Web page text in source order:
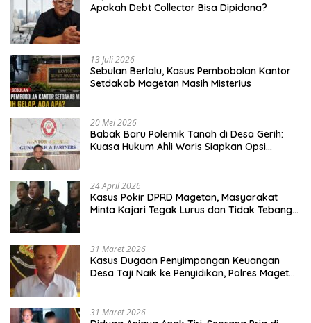
Apakah Debt Collector Bisa Dipidana?
13 Juli 2026
Sebulan Berlalu, Kasus Pembobolan Kantor
Setdakab Magetan Masih Misterius
20 Mei 2026
Babak Baru Polemik Tanah di Desa Gerih:
Kuasa Hukum Ahli Waris Siapkan Opsi
24 April 2026
Kasus Pokir DPRD Magetan, Masyarakat
Minta Kajari Tegak Lurus dan Tidak Tebang
31 Maret 2026
Kasus Dugaan Penyimpangan Keuangan
Desa Taji Naik ke Penyidikan, Polres Magetan
31 Maret 2026